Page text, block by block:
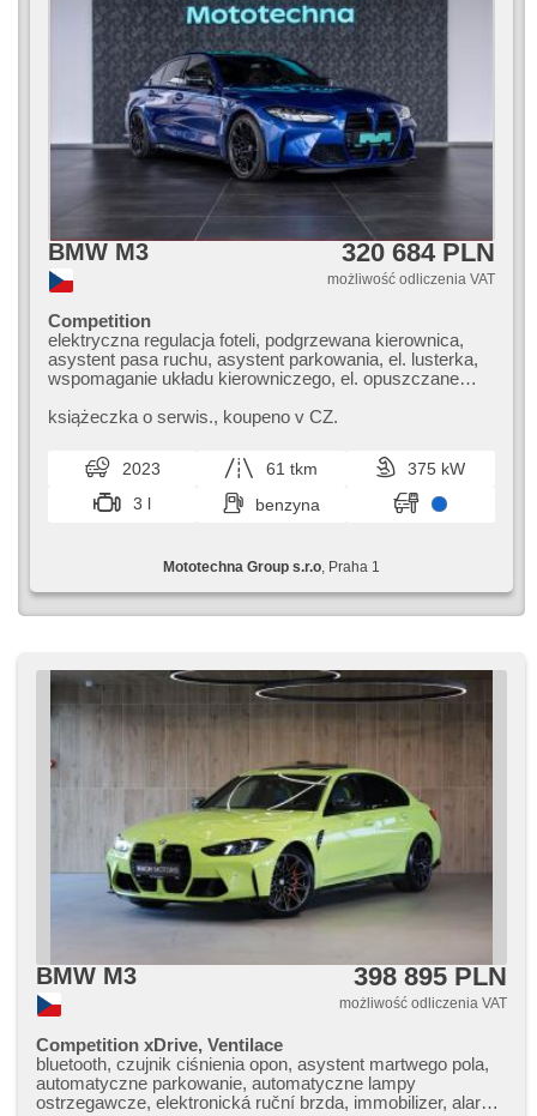
BMW M3 320 684 PLN
możliwość odliczenia VAT
Competition
elektryczna regulacja foteli, podgrzewana kierownica,
asystent pasa ruchu, asystent parkowania, el. lusterka,
wspomaganie układu kierowniczego, el. opuszczane
przeciwpoślizgowy system kół (ASR), centralny zamek,
podwozia (ESP), podgrzewane fotele, head-up display,
skórzanna tapicerka, czujnik deszczu, przycisk start,
fotele sportowe, czujnik ciśnienia opon, USB, regulacja
natężenia podwozia, automat, napęd 4x4
książeczka o serwis.,​ koupeno v CZ.
2023 61 tkm
375 kW
3 l
benzyna
Mototechna Group s.r.o , Praha 1
BMW M3 398 895 PLN
możliwość odliczenia VAT
Competition xDrive, Ventilace
bluetooth, czujnik ciśnienia opon, asystent martwego pola,
automatyczne parkowanie, automatyczne lampy
ostrzegawcze, elektronická ruční brzda, immobilizer, alarm,